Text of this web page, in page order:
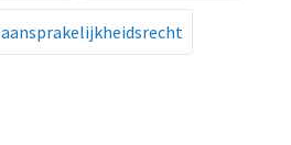
aansprakelijkheidsrecht